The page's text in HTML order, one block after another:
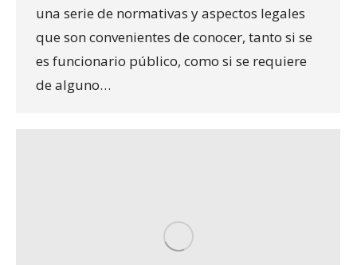
una serie de normativas y aspectos legales
que son convenientes de conocer, tanto si se
es funcionario público, como si se requiere
de alguno…